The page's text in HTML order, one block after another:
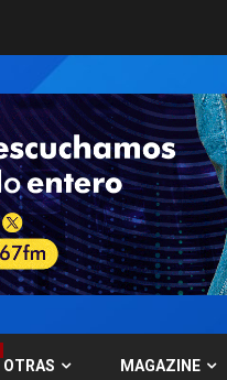
OTRAS MAGAZINE
6
7